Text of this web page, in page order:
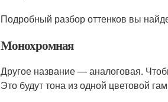
Подробный разбор оттенков вы
Монохромная
Другое название — аналоговая.
Это будут тона из одной цветовой